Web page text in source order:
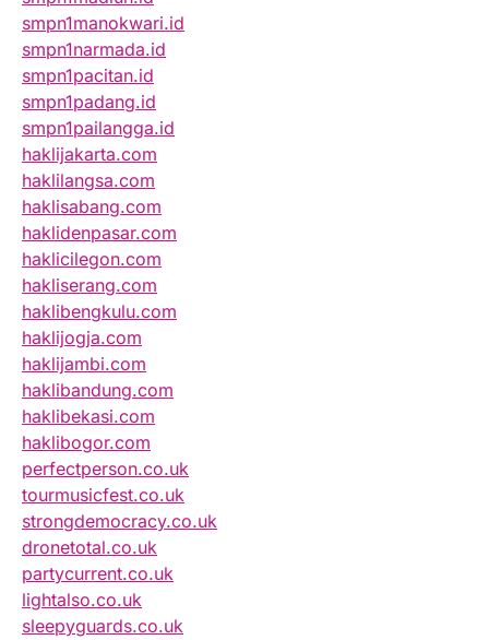
smpn1manokwari.id
smpn1narmada.id
smpn1pacitan.id
smpn1padang.id
smpn1pailangga.id
haklijakarta.com
haklilangsa.com
haklisabang.com
haklidenpasar.com
haklicilegon.com
hakliserang.com
haklibengkulu.com
haklijogja.com
haklijambi.com
haklibandung.com
haklibekasi.com
haklibogor.com
perfectperson.co.uk
tourmusicfest.co.uk
strongdemocracy.co.uk
dronetotal.co.uk
partycurrent.co.uk
lightalso.co.uk
sleepyguards.co.uk